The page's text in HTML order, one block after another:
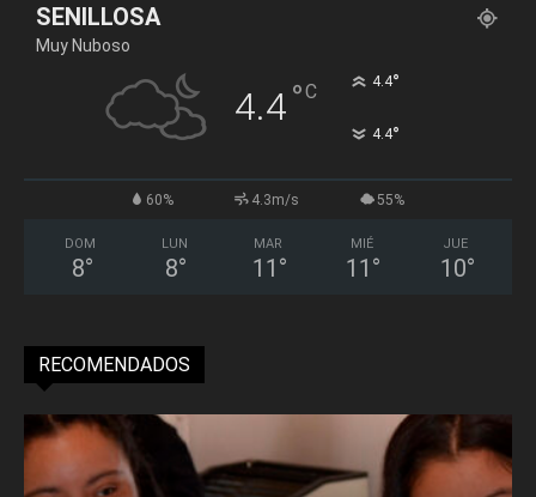
SENILLOSA
Muy Nuboso
4.4°C 4.4°
4.4°
60% 4.3m/s 55%
DOM
8°
LUN
8°
MAR
11 °
MIÉ
11 °
JUE
10°
RECOMENDADOS